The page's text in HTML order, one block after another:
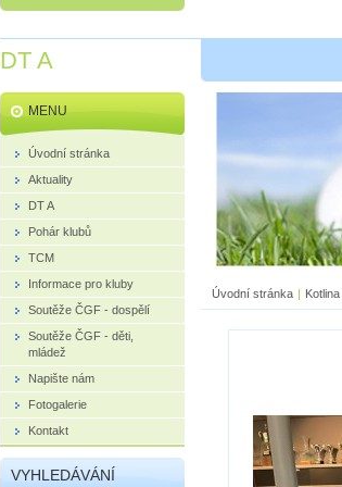
DT A
Úvodní stránka |
MENU
Úvodní stránka
Aktuality
DT A
Pohár klubů
TCM
Informace pro kluby
Soutěže ČGF - dospělí
Soutěže ČGF - děti,
mládež
Napište nám
Fotogalerie
Kontakt
VYHLEDÁVÁNÍ